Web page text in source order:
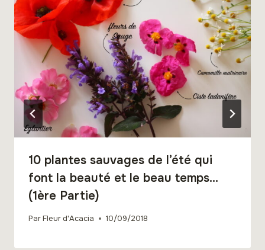
10 plantes sauvages de l’été qui
font la beauté et le beau temps…
(1ère Partie)
ParFleur d'Acacia 10/09/2018